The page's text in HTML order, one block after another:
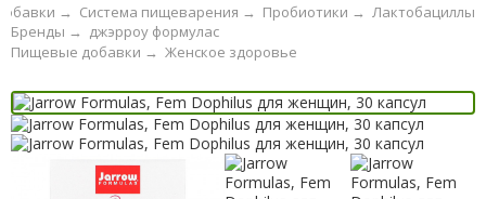
→ Система пищеварения → Пробиотики → Лактобациллы
джэрроу формулас
Бренды →
Женское здоровье
Пищевые добавки →